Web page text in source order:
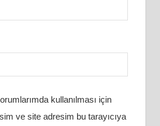
kullanılması için
ve site adresim bu tarayıcıya